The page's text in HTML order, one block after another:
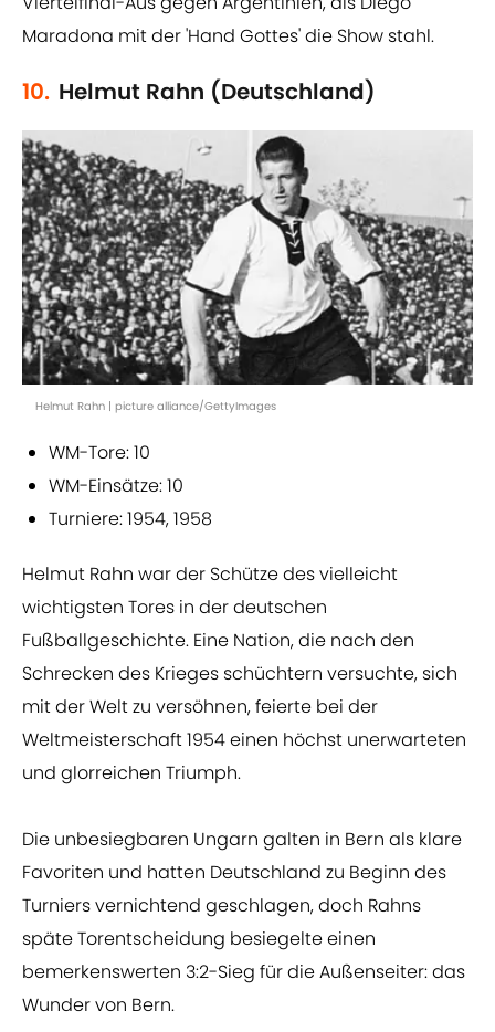
Maradona mit der 'Hand Gottes' die Show stahl.
10. Helmut Rahn (Deutschland)
Helmut Rahn | picture alliance/GettyImages
WM-Tore: 10
WM-Einsätze: 10
Turniere: 1954, 1958
Helmut Rahn war der Schütze des vielleicht
wichtigsten Tores in der deutschen
Fußballgeschichte. Eine Nation, die nach den
Schrecken des Krieges schüchtern versuchte, sich
mit der Welt zu versöhnen, feierte bei der
Weltmeisterschaft 1954 einen höchst unerwarteten
und glorreichen Triumph.
Die unbesiegbaren Ungarn galten in Bern als klare
Favoriten und hatten Deutschland zu Beginn des
Turniers vernichtend geschlagen, doch Rahns
späte Torentscheidung besiegelte einen
bemerkenswerten 3:2-Sieg für die Außenseiter: das
Wunder von Bern.